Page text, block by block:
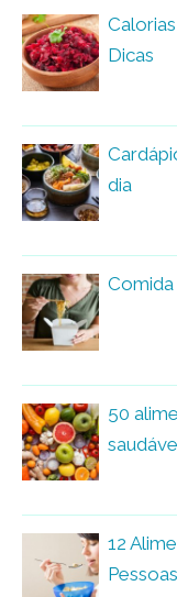
Dicas
dia
Comida
50
12